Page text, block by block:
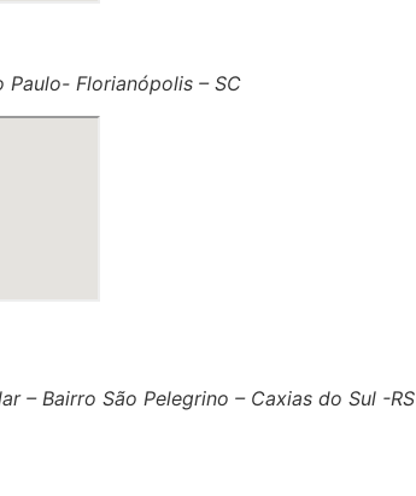
Paulo- Florianópolis – SC
– Bairro São Pelegrino – Caxias do Sul -RS